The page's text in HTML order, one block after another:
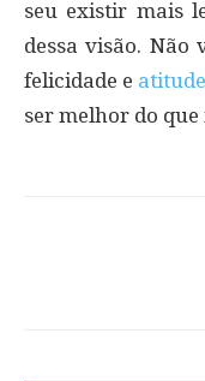
seu existir mais
dessa visão. Não
felicidade e
ser melhor do que